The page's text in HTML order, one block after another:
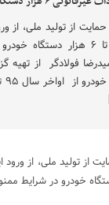
از تولید ملی، از
واردات غیرقانونی ۵ تا ۶
فولادگر از
از تولید ملی، از ورود